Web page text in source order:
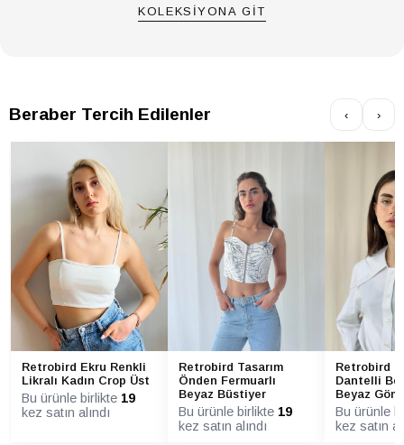
KOLEKSİYONA GİT
Beraber Tercih Edilenler ‹ ›
Retrobird Ekru Renkli
Likralı Kadın Crop Üst
Bu ürünle birlikte 19
kez satın alındı
Retrobird Tasarım
Önden Fermuarlı
Beyaz Büstiyer
Bu ürünle birlikte 19
kez satın alındı
Retrobird
Dantelli
Beyaz
Bu ürünle
kez satın